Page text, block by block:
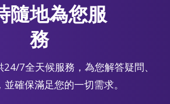
隨地為您服
務
7全天候服務，為您解答疑問、
確保滿足您的一切需求。